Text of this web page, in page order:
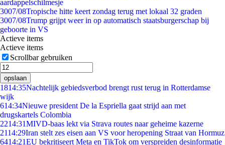
aardappelschilmesje
3007/08Tropische hitte keert zondag terug met lokaal 32 graden
3007/08Trump grijpt weer in op automatisch staatsburgerschap bij
geboorte in VS
Actieve items
Actieve items
Scrollbar gebruiken
opslaan
1814:35Nachtelijk gebiedsverbod brengt rust terug in Rotterdamse
wijk
614:34Nieuwe president De la Espriella gaat strijd aan met
drugskartels Colombia
2214:31MIVD-baas lekt via Strava routes naar geheime kazerne
2114:29Iran stelt zes eisen aan VS voor heropening Straat van Hormuz
6414:21EU bekritiseert Meta en TikTok om verspreiden desinformatie